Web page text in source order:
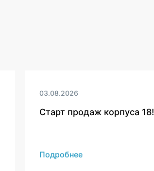
03.08.2026
Старт продаж корпуса 18!
Подробнее